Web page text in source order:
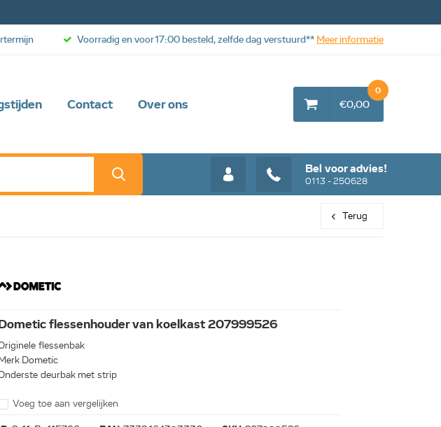
Contact Over ons
Bel voor advies!
0113 - 250628
€0,00
0
Voorradig en voor 17:00 besteld, zelfde dag verstuurd** Meer informatie
Terug
flessenhouder van koelkast 207999526
flessenbak
Dometic
deurbak met strip
Voeg toe aan vergelijken